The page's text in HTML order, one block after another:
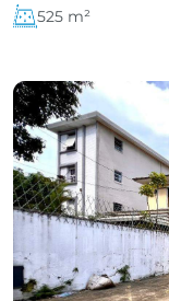
525 m²